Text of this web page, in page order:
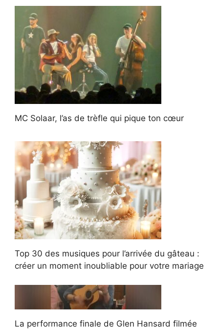
MC Solaar, l’as de trèfle qui pique ton cœur
Top 30 des musiques pour l’arrivée du gâteau :
créer un moment inoubliable pour votre mariage
La performance finale de Glen Hansard filmée